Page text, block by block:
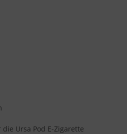
Ursa Pod E-Zigarette